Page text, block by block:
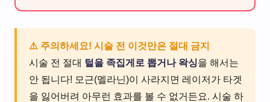
⚠️ 주의하세요! 시술 전 이것만은 절대 금지
시술 전 절대 털을 족집게로 뽑거나 왁싱을 해서는
안 됩니다! 모근(멜라닌)이 사라지면 레이저가 타겟
을 잃어버려 아무런 효과를 볼 수 없거든요. 시술 하